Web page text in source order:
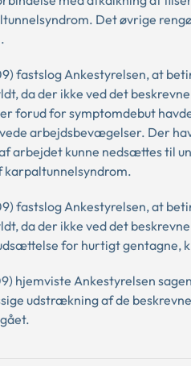
Det øvrige
fastslog Ankestyrelsen, at
da der ikke ved det
forud for symptomdebut
arbejdsbevægelser. Der
arbejdet kunne nedsættes til
karpaltunnelsyndrom.
fastslog Ankestyrelsen, at
da der ikke ved det
for hurtigt gentagne,
hjemviste Ankestyrelsen
udstrækning af de